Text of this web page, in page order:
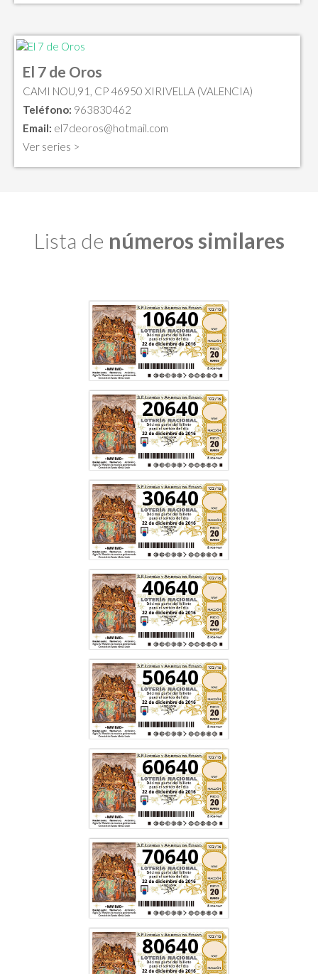
El 7 de Oros
CAMI NOU,91, CP 46950 XIRIVELLA (VALENCIA)
Teléfono: 963830462
Email: el7deoros@hotmail.com
Ver series >
Lista de números similares
10640
20640
30640
40640
50640
60640
70640
80640